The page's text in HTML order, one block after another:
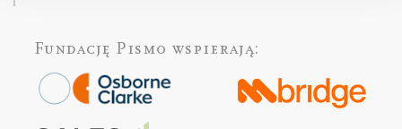
Fundację Pismo wspierają: